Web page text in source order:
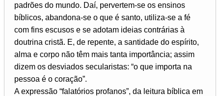
padrões do mundo. Daí, pervertem-se os ensinos
bíblicos, abandona-se o que é santo, utiliza-se a fé
com fins escusos e se adotam ideias contrárias à
doutrina cristã. E, de repente, a santidade do espírito,
alma e corpo não têm mais tanta importância; assim
dizem os desviados secularistas: “o que importa na
pessoa é o coração”.
A expressão “falatórios profanos”, da leitura bíblica em